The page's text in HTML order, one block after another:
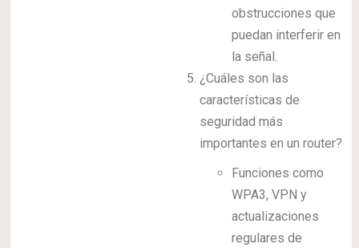
obstrucciones que
puedan interferir en
la señal.
¿Cuáles son las
características de
seguridad más
importantes en un router?
Funciones como
WPA3, VPN y
actualizaciones
regulares de